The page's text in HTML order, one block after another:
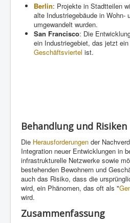
Berlin: Projekte in Stadtteilen
alte Industriegebäude in Wohn-
umgewandelt wurden.
San Francisco: Die
ein Industriegebiet, das jetzt
Geschäftsviertel ist.
Behandlung und Risiken
Die Herausforderungen der
Integration neuer Entwicklungen in
infrastrukturelle Netzwerke sowie
bestehenden Bewohnern und
auch das Risiko, dass die
wird, ein Phänomen, das oft als "
wird.
Zusammenfassung